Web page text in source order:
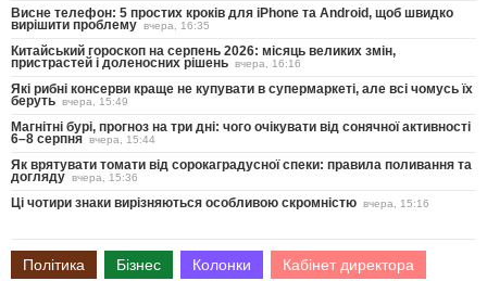
Висне телефон: 5 простих кроків для iPhone та Android, щоб швидко
вирішити проблему вчера, 16:35
Китайський гороскоп на серпень 2026: місяць великих змін,
пристрастей і доленосних рішень вчера, 16:16
Які рибні консерви краще не купувати в супермаркеті, але всі чомусь їх
беруть вчера, 15:49
Магнітні бурі, прогноз на три дні: чого очікувати від сонячної активності
6–8 серпня вчера, 15:44
Як врятувати томати від сорокаградусної спеки: правила поливання та
догляду вчера, 15:36
Ці чотири знаки вирізняються особливою скромністю вчера, 15:16
Політика Бізнес Колонки Кабінет директора